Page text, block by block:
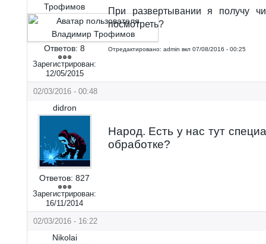
Трофимов
Ответов: 8
Зарегистрирован:
12/05/2015
При развертывании я получу
посмотреть?
Отредактировано: admin вкл 07/08/2016 - 00:25
02/03/2016 - 00:48
didron
Ответов: 827
Зарегистрирован:
16/11/2014
Народ. Есть у нас тут
обработке?
02/03/2016 - 16:22
Nikolai